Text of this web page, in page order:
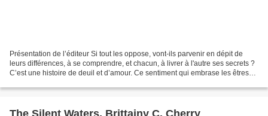
Présentation de l’éditeur Si tout les oppose, vont-ils parvenir en dépit de
leurs différences, à se comprendre, et chacun, à livrer à l'autre ses secrets ?
C’est une histoire de deuil et d’amour. Ce sentiment qui embrase les êtres